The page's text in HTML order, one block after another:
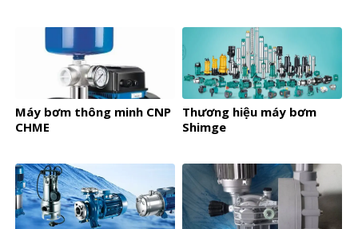
Máy bơm thông minh CNP
CHME
Thương hiệu máy bơm
Shimge